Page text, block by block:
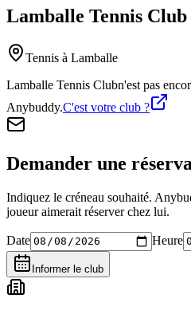
Lamballe Tennis Club
Tennis à Lamballe
Lamballe Tennis Clubn'est pas
Anybuddy.C'est votre club ?
Demander une
Indiquez le créneau souhaité.
joueur aimerait réserver chez lui.
Date Heure
Informer le club